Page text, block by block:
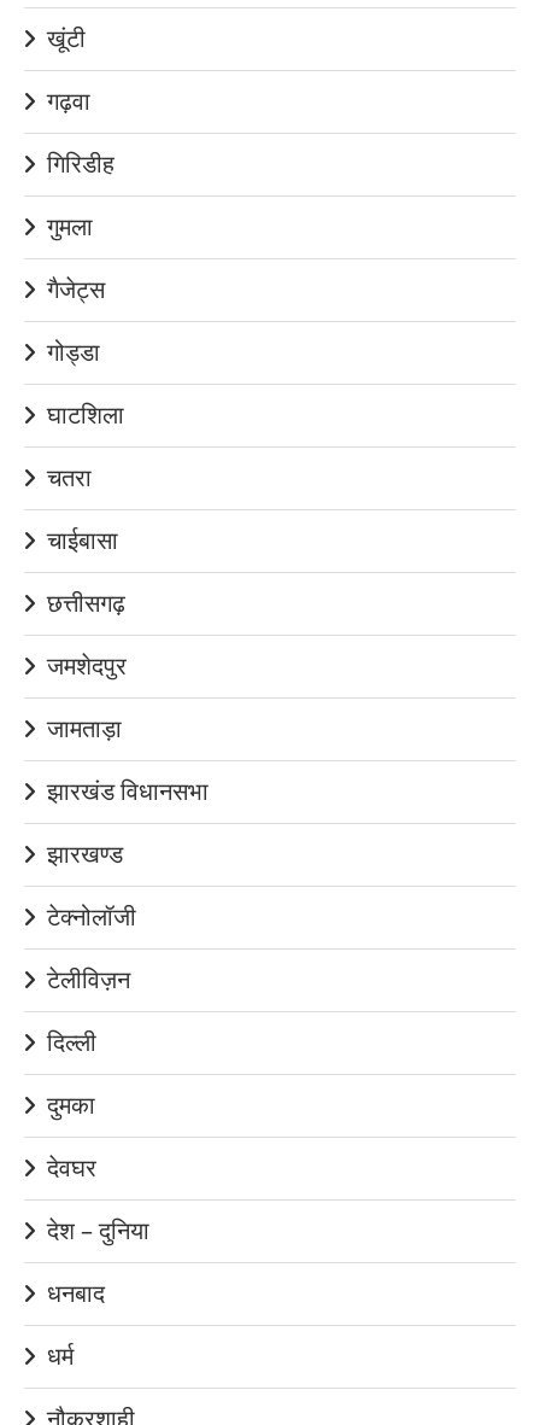
खूंटी
गढ़वा
गिरिडीह
गुमला
गैजेट्स
गोड्डा
घाटशिला
चतरा
चाईबासा
छत्तीसगढ़
जमशेदपुर
जामताड़ा
झारखंड विधानसभा
झारखण्ड
टेक्नोलॉजी
टेलीविज़न
दिल्ली
दुमका
देवघर
देश – दुनिया
धनबाद
धर्म
नौकरशाही